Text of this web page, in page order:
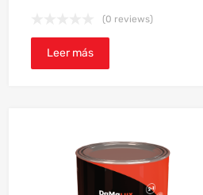
(0 reviews)
Leer más